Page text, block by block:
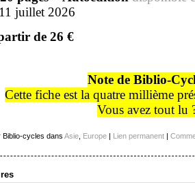
juillet 2026
de 26 €
Note de Biblio-
Cette fiche est la quatre millième
Vous avez tout lu
Biblio-cycles dans Asie, Europe| Lien permanent|